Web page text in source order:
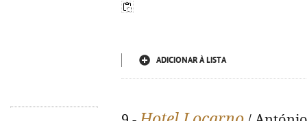
ADICIONAR À LISTA